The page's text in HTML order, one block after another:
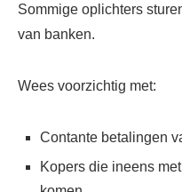
Sommige oplichters
van banken.
Wees voorzichtig met:
Contante betalingen
Kopers die ineens